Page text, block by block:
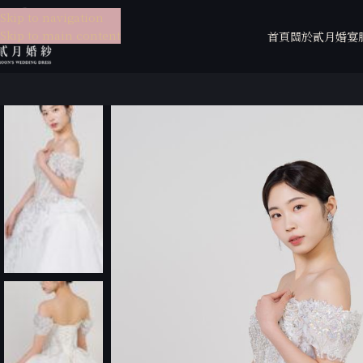
Skip to navigation
Skip to main content
首頁關於貳月婚宴